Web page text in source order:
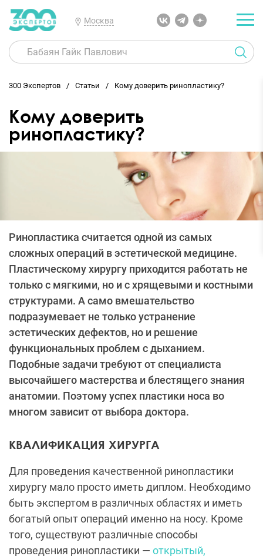
Москва
300 Экспертов Статьи Кому доверить ринопластику?
Кому доверить
ринопластику?
Ринопластика считается одной из самых
сложных операций в эстетической медицине.
Пластическому хирургу приходится работать не
только с мягкими, но и с хрящевыми и костными
структурами. А само вмешательство
подразумевает не только устранение
эстетических дефектов, но и решение
функциональных проблем с дыханием.
Подобные задачи требуют от специалиста
высочайшего мастерства и блестящего знания
анатомии. Поэтому успех пластики носа во
многом зависит от выбора доктора.
КВАЛИФИКАЦИЯ ХИРУРГА
Для проведения качественной ринопластики
хирургу мало просто иметь диплом. Необходимо
быть экспертом в различных областях и иметь
богатый опыт операций именно на носу. Кроме
того, существуют различные способы
проведения ринопластики — открытый,